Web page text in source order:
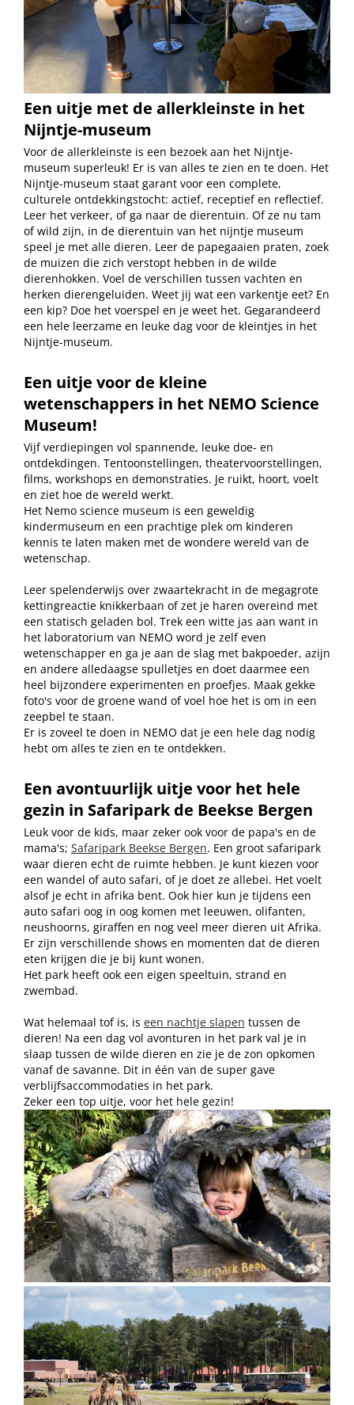
Een uitje met de allerkleinste in het
Nijntje-museum
Voor de allerkleinste is een bezoek aan het Nijntje-
museum superleuk! Er is van alles te zien en te doen. Het
Nijntje-museum staat garant voor een complete,
culturele ontdekkingstocht: actief, receptief en reflectief.
Leer het verkeer, of ga naar de dierentuin. Of ze nu tam
of wild zijn, in de dierentuin van het nijntje museum
speel je met alle dieren. Leer de papegaaien praten, zoek
de muizen die zich verstopt hebben in de wilde
dierenhokken. Voel de verschillen tussen vachten en
herken dierengeluiden. Weet jij wat een varkentje eet? En
een kip? Doe het voerspel en je weet het. Gegarandeerd
een hele leerzame en leuke dag voor de kleintjes in het
Nijntje-museum.
Een uitje voor de kleine
wetenschappers in het NEMO Science
Museum!
Vijf verdiepingen vol spannende, leuke doe- en
ontdekdingen. Tentoonstellingen, theatervoorstellingen,
films, workshops en demonstraties. Je ruikt, hoort, voelt
en ziet hoe de wereld werkt.
Het Nemo science museum is een geweldig
kindermuseum en een prachtige plek om kinderen
kennis te laten maken met de wondere wereld van de
wetenschap.
Leer spelenderwijs over zwaartekracht in de megagrote
kettingreactie knikkerbaan of zet je haren overeind met
een statisch geladen bol. Trek een witte jas aan want in
het laboratorium van NEMO word je zelf even
wetenschapper en ga je aan de slag met bakpoeder, azijn
en andere alledaagse spulletjes en doet daarmee een
heel bijzondere experimenten en proefjes. Maak gekke
foto's voor de groene wand of voel hoe het is om in een
zeepbel te staan.
Er is zoveel te doen in NEMO dat je een hele dag nodig
hebt om alles te zien en te ontdekken.
Een avontuurlijk uitje voor het hele
gezin in Safaripark de Beekse Bergen
Leuk voor de kids, maar zeker ook voor de papa's en de
mama's; Safaripark Beekse Bergen. Een groot safaripark
waar dieren echt de ruimte hebben. Je kunt kiezen voor
een wandel of auto safari, of je doet ze allebei. Het voelt
alsof je echt in afrika bent. Ook hier kun je tijdens een
auto safari oog in oog komen met leeuwen, olifanten,
neushoorns, giraffen en nog veel meer dieren uit Afrika.
Er zijn verschillende shows en momenten dat de dieren
eten krijgen die je bij kunt wonen.
Het park heeft ook een eigen speeltuin, strand en
zwembad.
Wat helemaal tof is, is een nachtje slapen tussen de
dieren! Na een dag vol avonturen in het park val je in
slaap tussen de wilde dieren en zie je de zon opkomen
vanaf de savanne. Dit in één van de super gave
verblijfsaccommodaties in het park.
Zeker een top uitje, voor het hele gezin!